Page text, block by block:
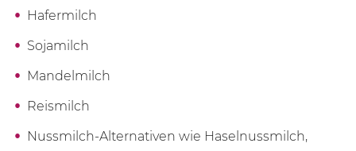
Hafermilch
Sojamilch
Mandelmilch
Reismilch
Nussmilch-Alternativen wie Haselnussmilch,